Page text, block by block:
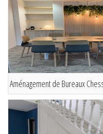
Aménagement de Bureaux